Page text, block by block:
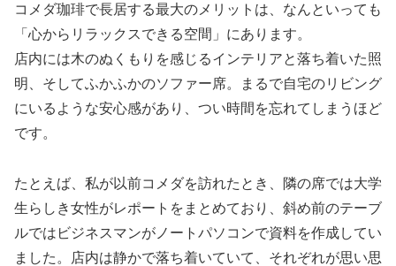
コメダ珈琲で長居する最大のメリットは、なんといっても
「心からリラックスできる空間」にあります。
店内には木のぬくもりを感じるインテリアと落ち着いた照
明、そしてふかふかのソファー席。まるで自宅のリビング
にいるような安心感があり、つい時間を忘れてしまうほど
です。
たとえば、私が以前コメダを訪れたとき、隣の席では大学
生らしき女性がレポートをまとめており、斜め前のテーブ
ルではビジネスマンがノートパソコンで資料を作成してい
ました。店内は静かで落ち着いていて、それぞれが思い思